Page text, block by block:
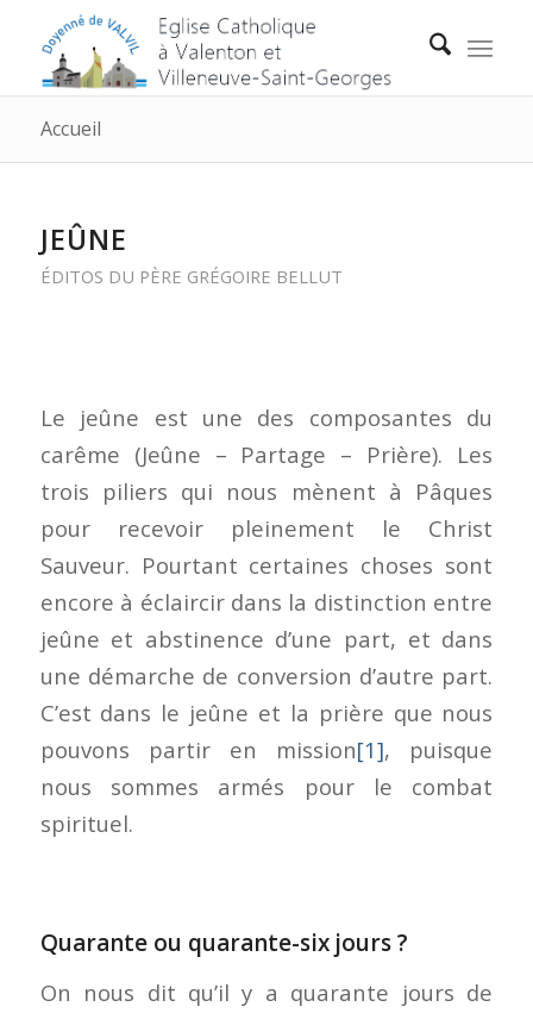
Accueil
JEÛNE
ÉDITOS DU PÈRE GRÉGOIRE BELLUT
Le jeûne est une des composantes du
carême (Jeûne – Partage – Prière). Les
trois piliers qui nous mènent à Pâques
pour recevoir pleinement le Christ
Sauveur. Pourtant certaines choses sont
encore à éclaircir dans la distinction entre
jeûne et abstinence d’une part, et dans
une démarche de conversion d’autre part.
C’est dans le jeûne et la prière que nous
pouvons partir en mission[1], puisque
nous sommes armés pour le combat
spirituel.
Quarante ou quarante-six jours ?
On nous dit qu’il y a quarante jours de